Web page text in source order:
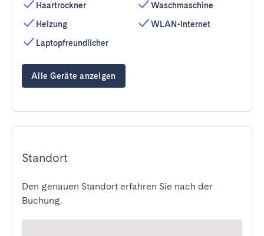
Haartrockner
Heizung
Laptopfreundlicher
Waschmaschine
WLAN-Internet
Alle Geräte anzeigen
Standort
Den genauen Standort erfahren Sie nach der
Buchung.